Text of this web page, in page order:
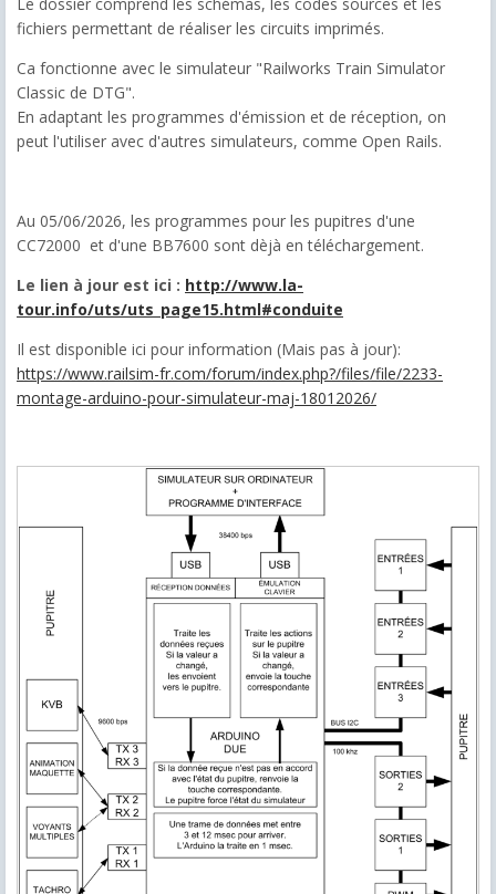
fichiers permettant de réaliser les circuits imprimés.
Ca fonctionne avec le simulateur "Railworks Train Simulator
Classic de DTG".
En adaptant les programmes d'émission et de réception, on
peut l'utiliser avec d'autres simulateurs, comme Open Rails.
Au 05/06/2026, les programmes pour les pupitres d'une
CC72000 et d'une BB7600 sont dèjà en téléchargement.
Le lien à jour est ici : http://www.la-
tour.info/uts/uts_page15.html#conduite
Il est disponible ici pour information (Mais pas à jour):
https://www.railsim-fr.com/forum/index.php?/files/file/2233-
montage-arduino-pour-simulateur-maj-18012026/